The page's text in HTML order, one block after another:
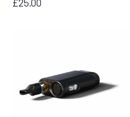
£25.00